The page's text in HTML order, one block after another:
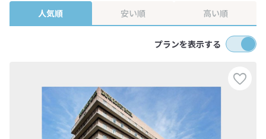
人気順 安い順 高い順
プランを表示する